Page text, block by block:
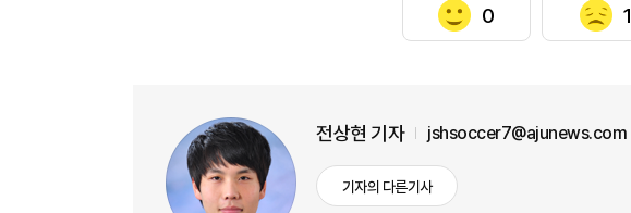
0 1
전상현 기자 jshsoccer7@ajunews.com
기자의 다른기사